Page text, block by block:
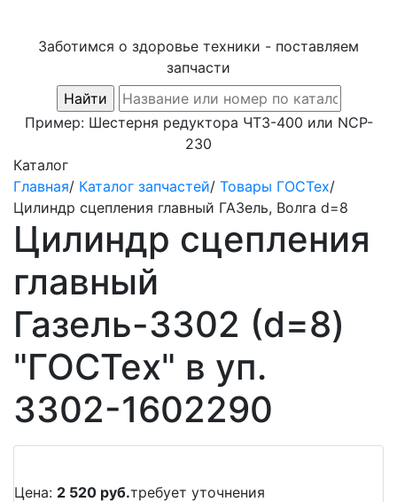
Заботимся о здоровье техники - поставляем
запчасти
Пример: Шестерня редуктора ЧТЗ-400 или NCP-
230
Каталог
Главная/ Каталог запчастей/ Товары ГОСТех/
Цилиндр сцепления главный ГАЗель, Волга d=8
Цилиндр сцепления
главный
Газель-3302 (d=8)
"ГОСТех" в уп.
3302-1602290
Цена: 2 520 руб.требует уточнения